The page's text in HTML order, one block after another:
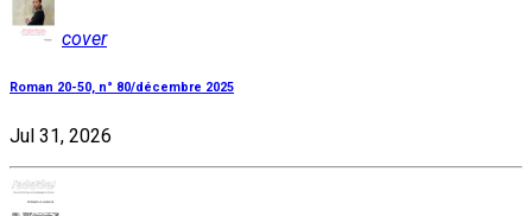
cover
Roman 20-50, n° 80/décembre 2025
Jul 31, 2026